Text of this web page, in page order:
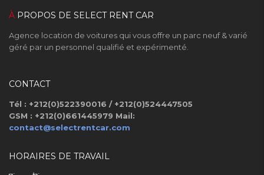
À PROPOS DE SELECT RENT CAR
Agence location de voitures qui vous offre un parc neuf & varié
géré par un personnel qualifié et expérimenté.
CONTACT
Tél : +212(0)522390016 / +212(0)524447505
GSM : +212(0)661445979 Mail:
contact@selectrentcar.com
HORAIRES DE TRAVAIL